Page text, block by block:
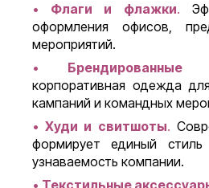
• Флаги и флажки.
оформления офисов,
мероприятий.
• Брендированные
корпоративная одежда
кампаний и командных
•Худи и свитшоты.
формирует единый
узнаваемость компании.